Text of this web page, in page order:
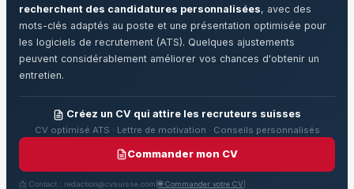
recherchent des candidatures personnalisées, avec des
mots-clés adaptés au poste et une présentation optimisée pour
les logiciels de recrutement (ATS). Quelques ajustements
peuvent considérablement améliorer vos chances d'obtenir un
entretien.
Créez un CV qui attire les recruteurs suisses
CV optimisé ATS · Lettre de motivation · Conseils personnalisés
Commander mon CV
📩 Contact : redaction@cvsuisse.com |🌐 Commander votre CV